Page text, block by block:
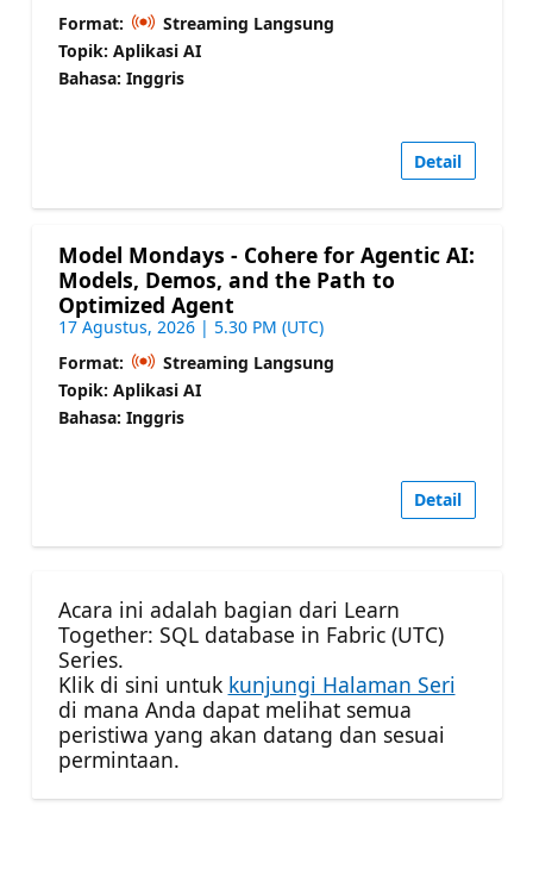
Format:
Streaming Langsung
Topik: Aplikasi AI
Bahasa: Inggris
Detail
Model Mondays - Cohere for Agentic AI:
Models, Demos, and the Path to
Optimized Agent
17 Agustus, 2026 | 5.30 PM (UTC)
Format:
Streaming Langsung
Topik: Aplikasi AI
Bahasa: Inggris
Detail
Acara ini adalah bagian dari Learn
Together: SQL database in Fabric (UTC)
Series.
Klik di sini untuk kunjungi Halaman Seri
di mana Anda dapat melihat semua
peristiwa yang akan datang dan sesuai
permintaan.